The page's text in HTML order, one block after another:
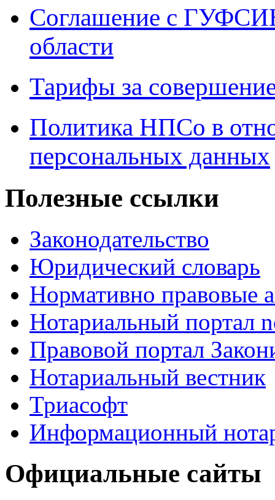
Соглашение с
области
Тарифы за
Политика НПСо в
персональных данных
Полезные ссылки
Законодательство
Юридический словарь
Нормативно правовые
Нотариальный портал
Правовой портал
Нотариальный вестник
Триасофт
Информационный
Официальные сайты